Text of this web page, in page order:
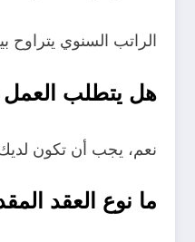
الراتب السنوي يتراوح بين 22,000 و27,000 يورو، مع مكافآت
هل يتطلب العمل
نعم، يجب أن تكون لديك خبرة 3 سنوات على
ما نوع العقد